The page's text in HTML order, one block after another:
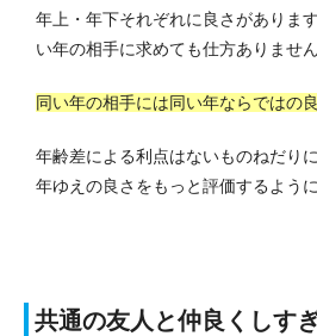
年上・年下それぞれに良さがありま
い年の相手に求めても仕方ありません
同い年の相手には同い年ならではの
年齢差による利点はないものねだり
年ゆえの良さをもっと評価するよう
共通の友人と仲良くしす